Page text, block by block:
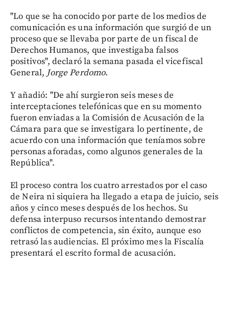
"Lo que se ha conocido por parte de los medios de
comunicación es una información que surgió de un
proceso que se llevaba por parte de un fiscal de
Derechos Humanos, que investigaba falsos
positivos", declaró la semana pasada el vicefiscal
General, Jorge Perdomo.
Y añadió: "De ahí surgieron seis meses de
interceptaciones telefónicas que en su momento
fueron enviadas a la Comisión de Acusación de la
Cámara para que se investigara lo pertinente, de
acuerdo con una información que teníamos sobre
personas aforadas, como algunos generales de la
República".
El proceso contra los cuatro arrestados por el caso
de Neira ni siquiera ha llegado a etapa de juicio, seis
años y cinco meses después de los hechos. Su
defensa interpuso recursos intentando demostrar
conflictos de competencia, sin éxito, aunque eso
retrasó las audiencias. El próximo mes la Fiscalía
presentará el escrito formal de acusación.